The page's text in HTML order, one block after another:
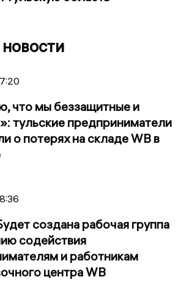
что мы беззащитные и
тульские предприниматели
о потерях на складе WB в
создана рабочая группа
содействия
и работникам
центра WB